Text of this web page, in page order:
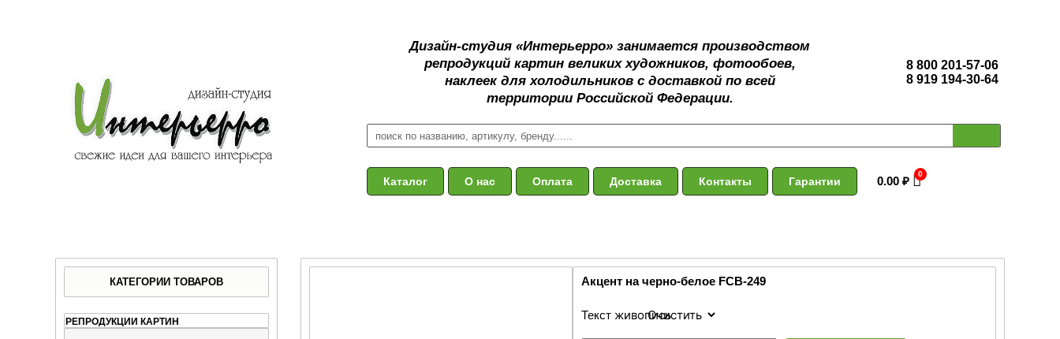
Дизайн-студия «Интерьерро» занимается производством
репродукций картин великих художников, фотообоев,
наклеек для холодильников с доставкой по всей
территории Российской Федерации.
8 800 201-57-06
8 919 194-30-64
Каталог О нас Оплата Доставка Контакты Гарантии 0.00 ₽
КАТЕГОРИИ ТОВАРОВ
РЕПРОДУКЦИИ КАРТИН
Акцент на черно-белое FCB-249
Текстура Очистить